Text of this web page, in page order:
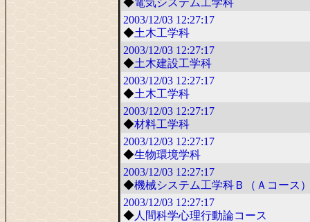
◆電気システム工学科
2003/12/03 12:27:17
◆土木工学科
2003/12/03 12:27:17
◆土木建設工学科
2003/12/03 12:27:17
◆土木工学科
2003/12/03 12:27:17
◆材料工学科
2003/12/03 12:27:17
◆生物環境学科
2003/12/03 12:27:17
◆機械システム工学科Ｂ（Ａコース
2003/12/03 12:27:17
◆人間科学心理行動論コース